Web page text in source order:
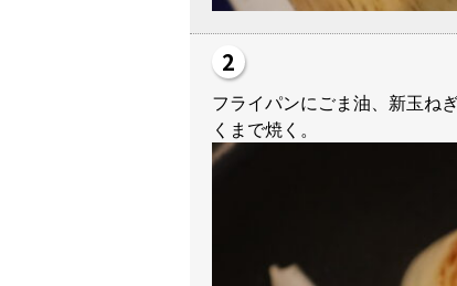
フライパンにごま油、新玉ね
くまで焼く。